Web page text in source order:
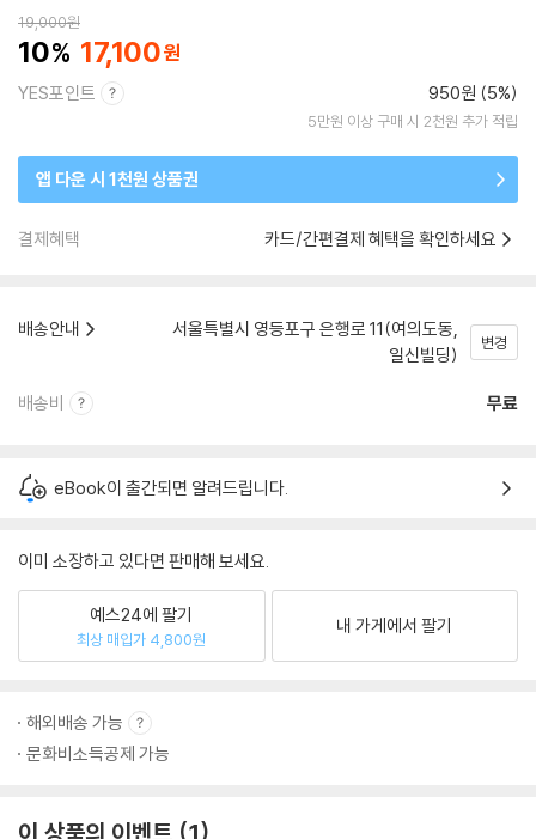
19,000원
10 17,100
YES포인트 950원 (5%)
5만원 이상 구매 시 2천원 추가 적립
앱 다운 시 1천원 상품권
결제혜택 카드/간편결제 혜택을 확인하세요
배송안내
서울특별시 영등포구 은행로 11(여의도동,
일신빌딩)
변경
배송비 무료
eBook이 출간되면 알려드립니다.
이미 소장하고 있다면 판매해 보세요.
예스24에 팔기
최상 매입가 4,800원
내 가게에서 팔기
해외배송 가능
문화비소득공제 가능
이 상품의 이벤트 1